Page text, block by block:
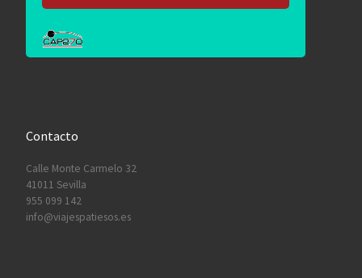
Contacto
Calle Monte Carmelo 32
41011 Sevilla
955 099 142
info@viajespatiesos.es